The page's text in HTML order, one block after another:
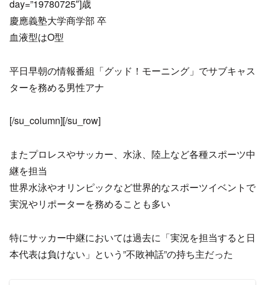
day=”19780725″]歳
慶應義塾大学商学部 卒
血液型はO型
平日早朝の情報番組「グッド！モーニング」でサブキャス
ターを務める男性アナ
[/su_column][/su_row]
またプロレスやサッカー、水泳、陸上など各種スポーツ中
継を担当
世界水泳やオリンピックなど世界的なスポーツイベントで
実況やリポーターを務めることも多い
特にサッカー中継においては過去に「実況を担当すると日
本代表は負けない」という”不敗神話”の持ち主だった